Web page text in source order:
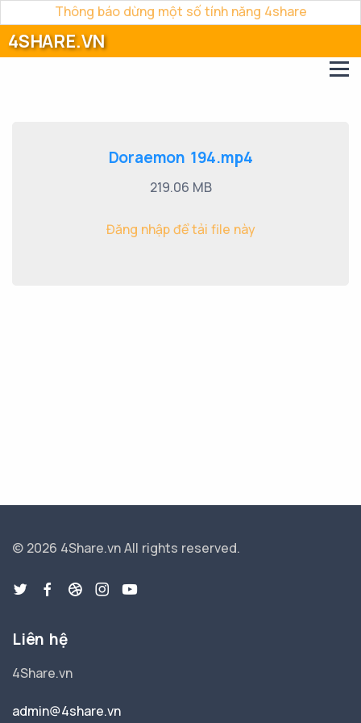
Thông báo dừng một số tính năng 4share
4SHARE.VN
Doraemon 194.mp4
219.06 MB
Đăng nhập để tải file này
© 2026 4Share.vnAll rights reserved.
Liên hệ
4Share.vn
admin@4share.vn